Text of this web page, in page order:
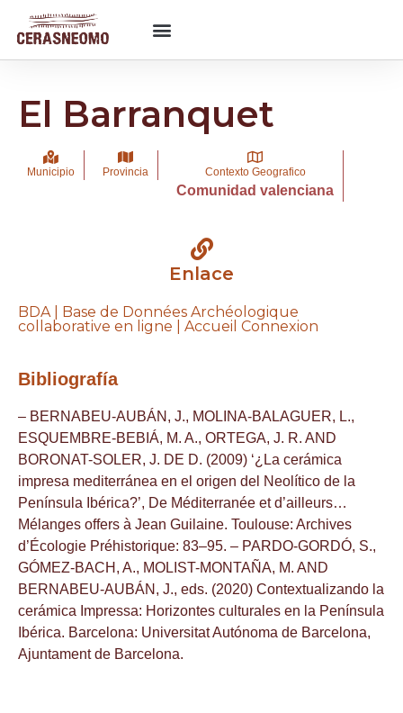
El Barranquet
Municipio Provincia Contexto Geografico
Comunidad valenciana
Enlace
BDA | Base de Données Archéologique
collaborative en ligne | Accueil Connexion
Bibliografía
– BERNABEU-AUBÁN, J., MOLINA-BALAGUER, L.,
ESQUEMBRE-BEBIÁ, M. A., ORTEGA, J. R. AND
BORONAT-SOLER, J. DE D. (2009) ‘¿La cerámica
impresa mediterránea en el origen del Neolítico de la
Península Ibérica?’, De Méditerranée et d’ailleurs…
Mélanges offers à Jean Guilaine. Toulouse: Archives
d’Écologie Préhistorique: 83–95. – PARDO-GORDÓ, S.,
GÓMEZ-BACH, A., MOLIST-MONTAÑA, M. AND
BERNABEU-AUBÁN, J., eds. (2020) Contextualizando la
cerámica Impressa: Horizontes culturales en la Península
Ibérica. Barcelona: Universitat Autónoma de Barcelona,
Ajuntament de Barcelona.